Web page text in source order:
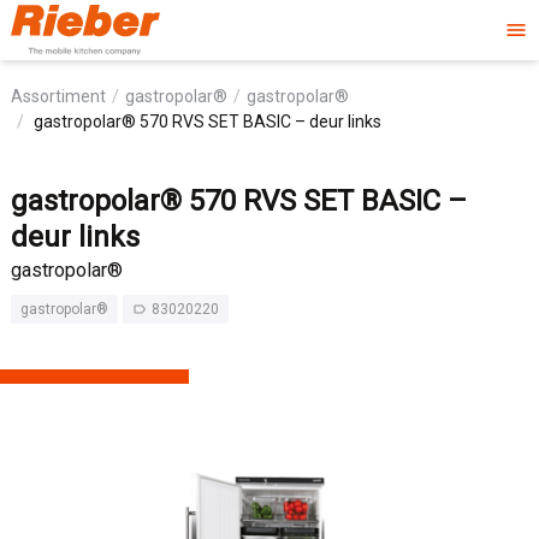
menu
Assortiment gastropolar®
gastropolar®
gastropolar® 570 RVS SET BASIC – deur links
gastropolar® 570 RVS SET BASIC –
deur links
gastropolar®
gastropolar® label_outline 83020220